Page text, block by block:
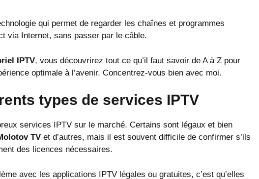
qui permet de regarder les chaînes et programmes
via Internet, sans passer par le câble.
IPTV, vous découvrirez tout ce qu’il faut savoir de A à Z pour
optimale à l’avenir. Concentrez-vous bien avec moi.
types de services IPTV
services IPTV sur le marché. Certains sont légaux et bien
TV et d’autres, mais il est souvent difficile de confirmer s’ils
des licences nécessaires.
avec les applications IPTV légales ou gratuites, c’est qu’elles